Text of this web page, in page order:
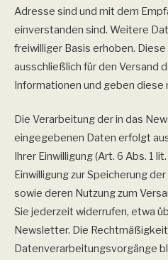
Adresse sind und mit dem
einverstanden sind. Weitere
freiwilliger Basis erhoben.
ausschließlich für den Versand
Informationen und geben diese
Die Verarbeitung der in das
eingegebenen Daten erfolgt
Ihrer Einwilligung (Art. 6 Abs. 1
Einwilligung zur Speicherung
sowie deren Nutzung zum
Sie jederzeit widerrufen, etwa
Newsletter. Die
Datenverarbeitungsvorgänge